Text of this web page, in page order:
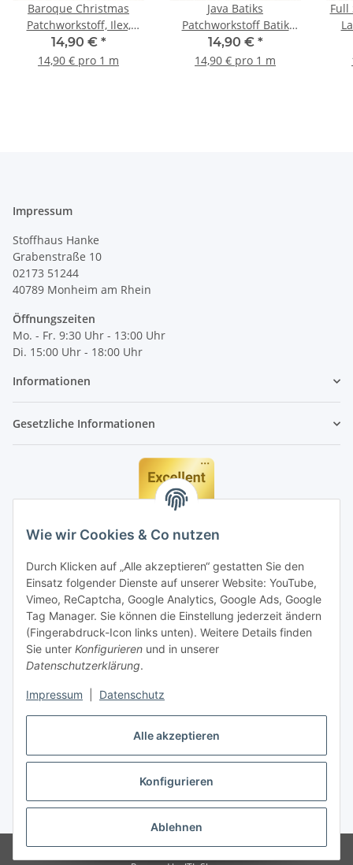
Alle akzeptieren
Konfigurieren
Ablehnen
Wie wir Cookies & Co nutzen
Durch Klicken auf „Alle akzeptieren“ gestatten Sie den
Einsatz folgender Dienste auf unserer Website: YouTube,
Vimeo, ReCaptcha, Google Analytics, Google Ads, Google
Tag Manager. Sie können die Einstellung jederzeit ändern
(Fingerabdruck-Icon links unten). Weitere Details finden
Sie unter Konfigurieren und in unserer
Datenschutzerklärung.
Impressum Datenschutz
Baroque Christmas
Patchworkstoff, Ilex,
beige, grün, rot, gold
14,90 € *
14,90 € pro 1 m
Java Batiks
Patchworkstoff Batik
Blätter braun, beige
14,90 € *
14,90 € pro 1 m
Full
Impressum
Stoffhaus Hanke
Grabenstraße 10
02173 51244
40789 Monheim am Rhein
Öffnungszeiten
Mo. - Fr. 9:30 Uhr - 13:00 Uhr
Di. 15:00 Uhr - 18:00 Uhr
Informationen
Gesetzliche Informationen
* Alle Preise inkl. gesetzlicher MwSt., zzgl.